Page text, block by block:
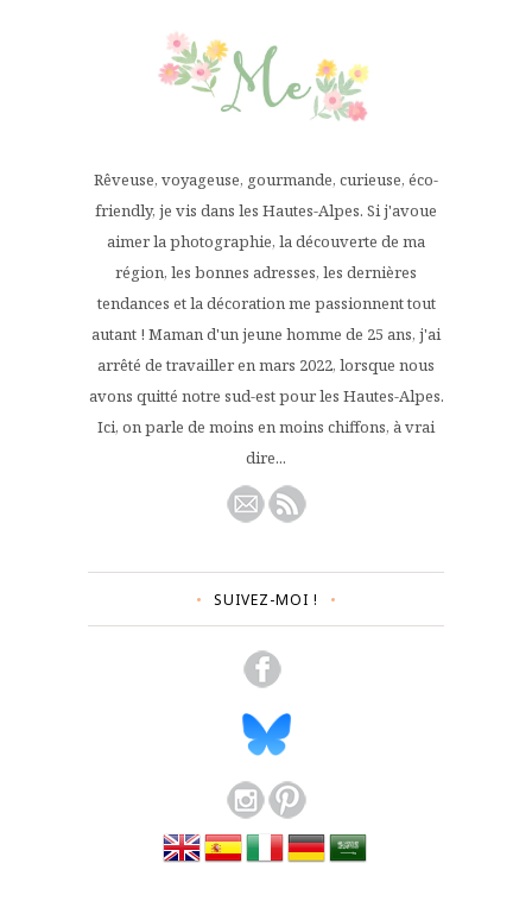
Rêveuse, voyageuse, gourmande, curieuse, éco-
friendly, je vis dans les Hautes-Alpes. Si j'avoue
aimer la photographie, la découverte de ma
région, les bonnes adresses, les dernières
tendances et la décoration me passionnent tout
autant ! Maman d'un jeune homme de 25 ans, j'ai
arrêté de travailler en mars 2022, lorsque nous
avons quitté notre sud-est pour les Hautes-Alpes.
Ici, on parle de moins en moins chiffons, à vrai
dire...
SUIVEZ-MOI !